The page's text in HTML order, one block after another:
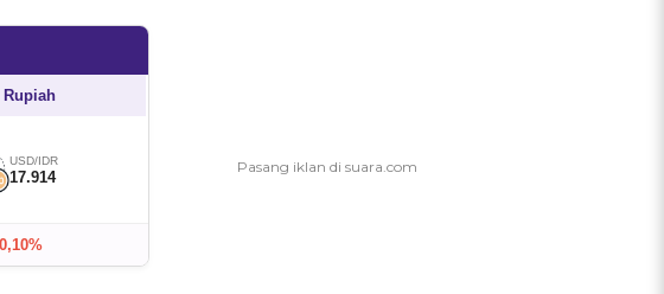
Rupiah
USD/IDR
17.914